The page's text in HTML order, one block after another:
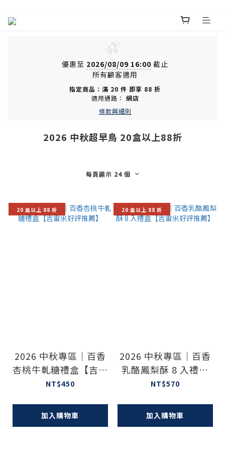
優惠至 2026/08/09 16:00 截止
所有顧客適用
指定商品：滿 20 件 即享 88 折
適用通路： 網店
條款與細則
2026 中秋超早鳥 20盒以上88折
每頁顯示 24 個
20 盒以上 88 折
2026 中秋專區｜百香
杏桃牛軋糖禮盒【吉雷
米好評推薦】
NT$450
加入購物車
20 盒以上 88 折
2026 中秋專區｜百香
乳酪鳳梨酥 8 入禮盒
【吉雷米好評推薦】
NT$570
加入購物車